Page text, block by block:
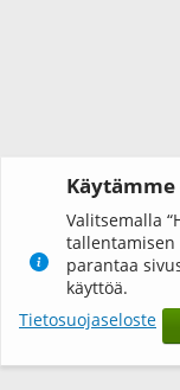
Valitsemalla
parantaa
käyttöä.
Tietosuojaseloste